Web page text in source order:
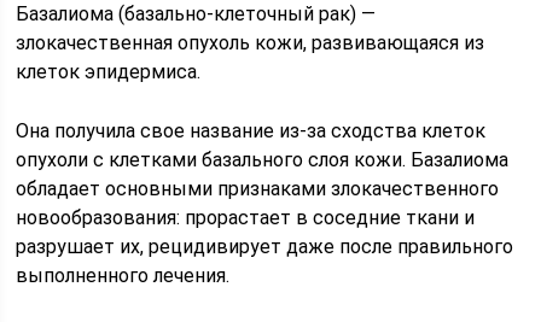
Базалиома (базально-клеточный рак) —
злокачественная опухоль кожи, развивающаяся из
клеток эпидермиса.
Она получила свое название из-за сходства клеток
опухоли с клетками базального слоя кожи. Базалиома
обладает основными признаками злокачественного
новообразования: прорастает в соседние ткани и
разрушает их, рецидивирует даже после правильного
выполненного лечения.